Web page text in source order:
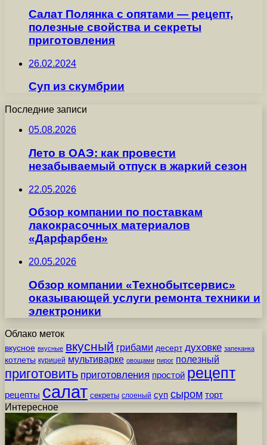
Салат Полянка с опятами — рецепт,
полезные свойства и секреты
приготовления
26.02.2024
Суп из скумбрии
Последние записи
05.08.2026
Лето в ОАЭ: как провести
незабываемый отпуск в жаркий сезон
22.05.2026
Обзор компании по поставкам
лакокрасочных материалов
«Дарфарбен»
20.05.2026
Обзор компании «Технобытсервис»
оказывающей услуги ремонта техники и
электроники
Облако меток
вкусное вкусные вкусный грибами десерт духовке запеканка
котлеты курицей мультиварке овощами пирог полезный
приготовить приготовления простой рецепт
рецепты салат секреты слоеный суп сыром торт
Интересное